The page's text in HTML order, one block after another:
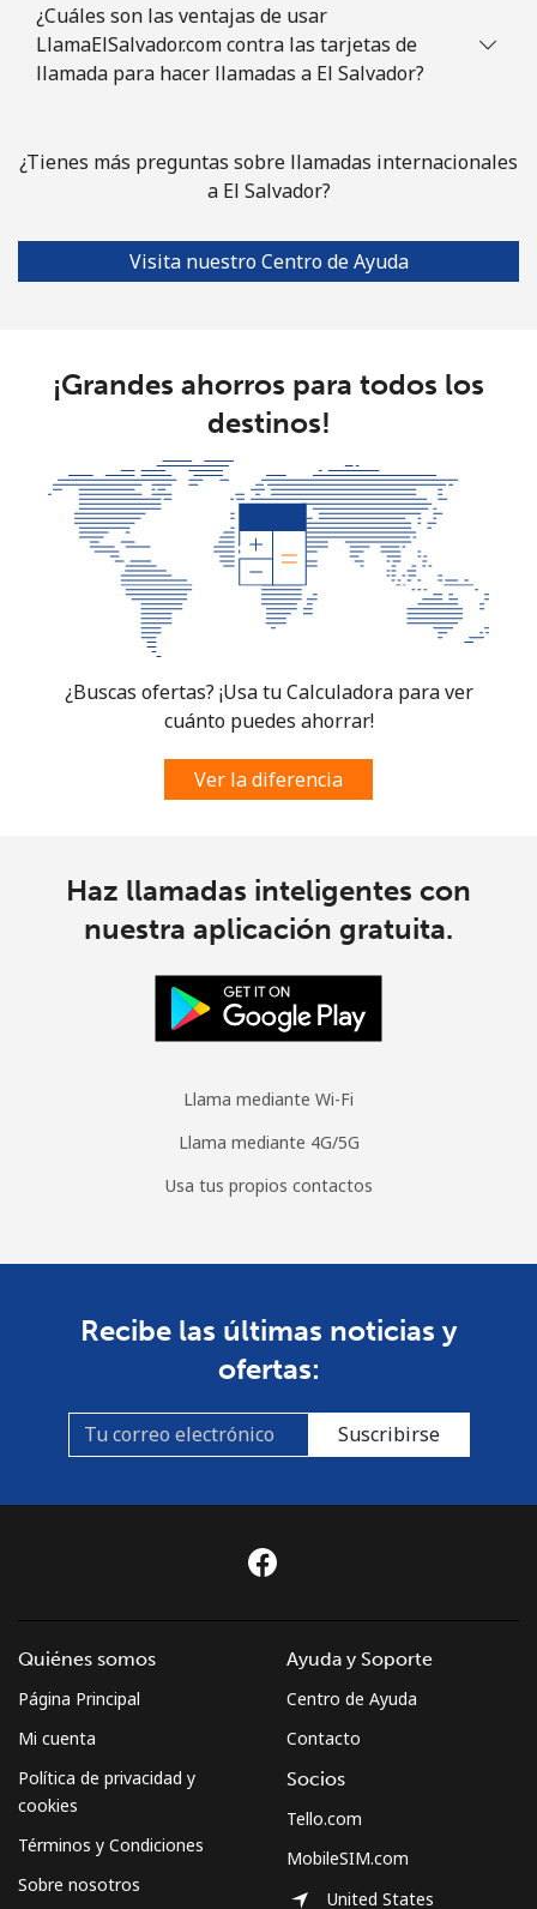
¿Cuáles son las ventajas de usar
LlamaElSalvador.com contra las tarjetas de
llamada para hacer llamadas a El Salvador?
¿Tienes más preguntas sobre llamadas internacionales
a El Salvador?
Visita nuestro Centro de Ayuda
¡Grandes ahorros para todos los
destinos!
¿Buscas ofertas? ¡Usa tu Calculadora para ver
cuánto puedes ahorrar!
Ver la diferencia
Haz llamadas inteligentes con
nuestra aplicación gratuita.
Llama mediante Wi-Fi
Llama mediante 4G/5G
Usa tus propios contactos
Recibe las últimas noticias y
ofertas:
Suscribirse
Quiénes somos
Página Principal
Mi cuenta
Política de privacidad y
cookies
Términos y Condiciones
Sobre nosotros
Ayuda y Soporte
Centro de Ayuda
Contacto
Socios
Tello.com
MobileSIM.com
United States